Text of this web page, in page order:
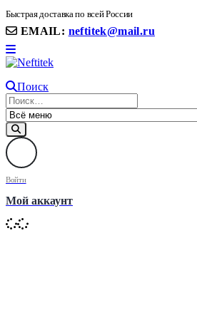
Быстрая доставка по всей России
EMAIL: neftitek@mail.ru
Поиск
Войти
Мой аккаунт
8(906) 399 11 22 |